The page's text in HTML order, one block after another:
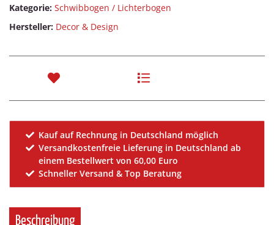
Kategorie: Schwibbogen / Lichterbogen
Hersteller: Decor & Design
Kauf auf Rechnung in Deutschland möglich
Versandkostenfreie Lieferung in Deutschland ab
einem Bestellwert von 60,00 Euro
Schneller Versand & Top Beratung
Beschreibung